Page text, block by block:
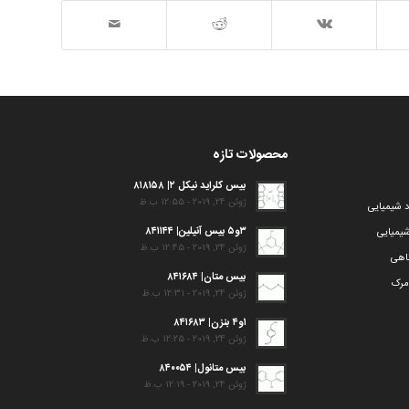
شیمیایی
مرک
محصولات تازه
بیس کلراید نیکل ۲| ۸۱۸۱۵۸
ژوئن 24, 2019 - 12:55 ب.ظ
۳و۵ بیس آنیلین| ۸۴۱۱۴۴
ژوئن 24, 2019 - 12:45 ب.ظ
بیس متان| ۸۴۱۶۸۴
ژوئن 24, 2019 - 12:31 ب.ظ
۱و۴ بنزن| ۸۴۱۶۸۳
ژوئن 24, 2019 - 12:25 ب.ظ
بیس متانول| ۸۴۰۰۵۴
ژوئن 24, 2019 - 12:19 ب.ظ